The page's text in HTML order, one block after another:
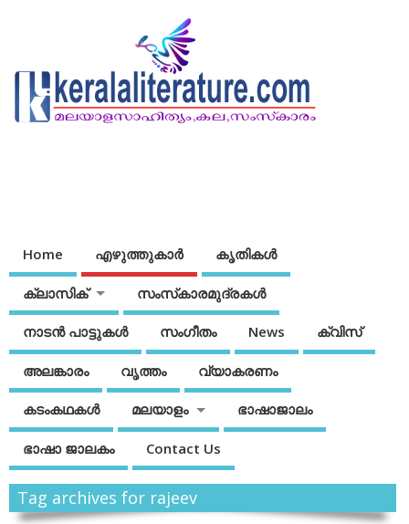
Home എഴുത്തുകാര്‍ കൃതികൾ
ക്ലാസിക് സംസ്‌കാരമുദ്രകള്‍
നാടന്‍ പാട്ടുകള്‍ സംഗീതം News ക്വിസ്
അലങ്കാരം വൃത്തം വ്യാകരണം
കടംകഥകള്‍ മലയാളം ഭാഷാജാലം
ഭാഷാ ജാലകം Contact Us
Tag archives for rajeev